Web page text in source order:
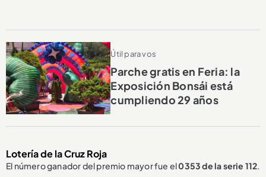
Útil para vos
Parche gratis en Feria: la
Exposición Bonsái está
cumpliendo 29 años
Lotería de la Cruz Roja
El número ganador del premio mayor fue el0353de la serie 112.